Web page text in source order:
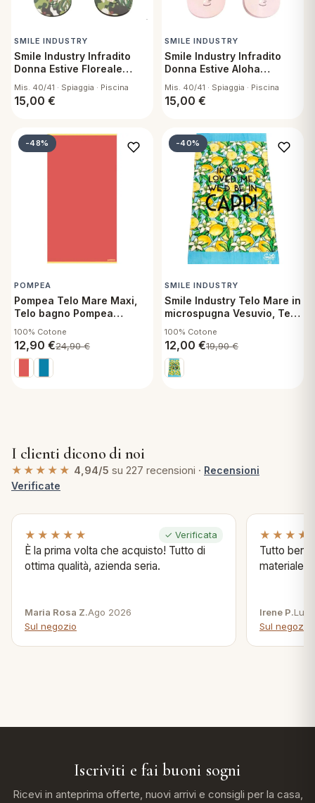
SMILE INDUSTRY
Smile Industry Infradito
Donna Estive Floreale
Antiscivolo
Mis. 40/41 · Spiaggia · Piscina
15,00 €
SMILE INDUSTRY
Smile Industry Infradito
Donna Estive Aloha
Antiscivolo
Mis. 40/41 · Spiaggia · Piscina
15,00 €
-48%
POMPEA
Pompea Telo Mare Maxi,
Telo bagno Pompea
Cinigliata Logo Salmone
100% Cotone
12,90 €24,90€
-40%
SMILE INDUSTRY
Smile Industry Telo Mare in
microspugna Vesuvio, Telo
Stampato
100% Cotone
12,00 €19,90€
I clienti dicono di noi
★★★★★ 4,94/5 su 227 recensioni · Recensioni
Verificate
★★★★★ ✓ Verificata
È la prima volta che acquisto! Tutto di
ottima qualità, azienda seria.
Maria Rosa Z.Ago 2026
Sul negozio
Tutto bene
materiale .
Irene P.Lug
Sul negozio
Iscriviti e fai buoni sogni
Ricevi in anteprima offerte, nuovi arrivi e consigli per la casa,